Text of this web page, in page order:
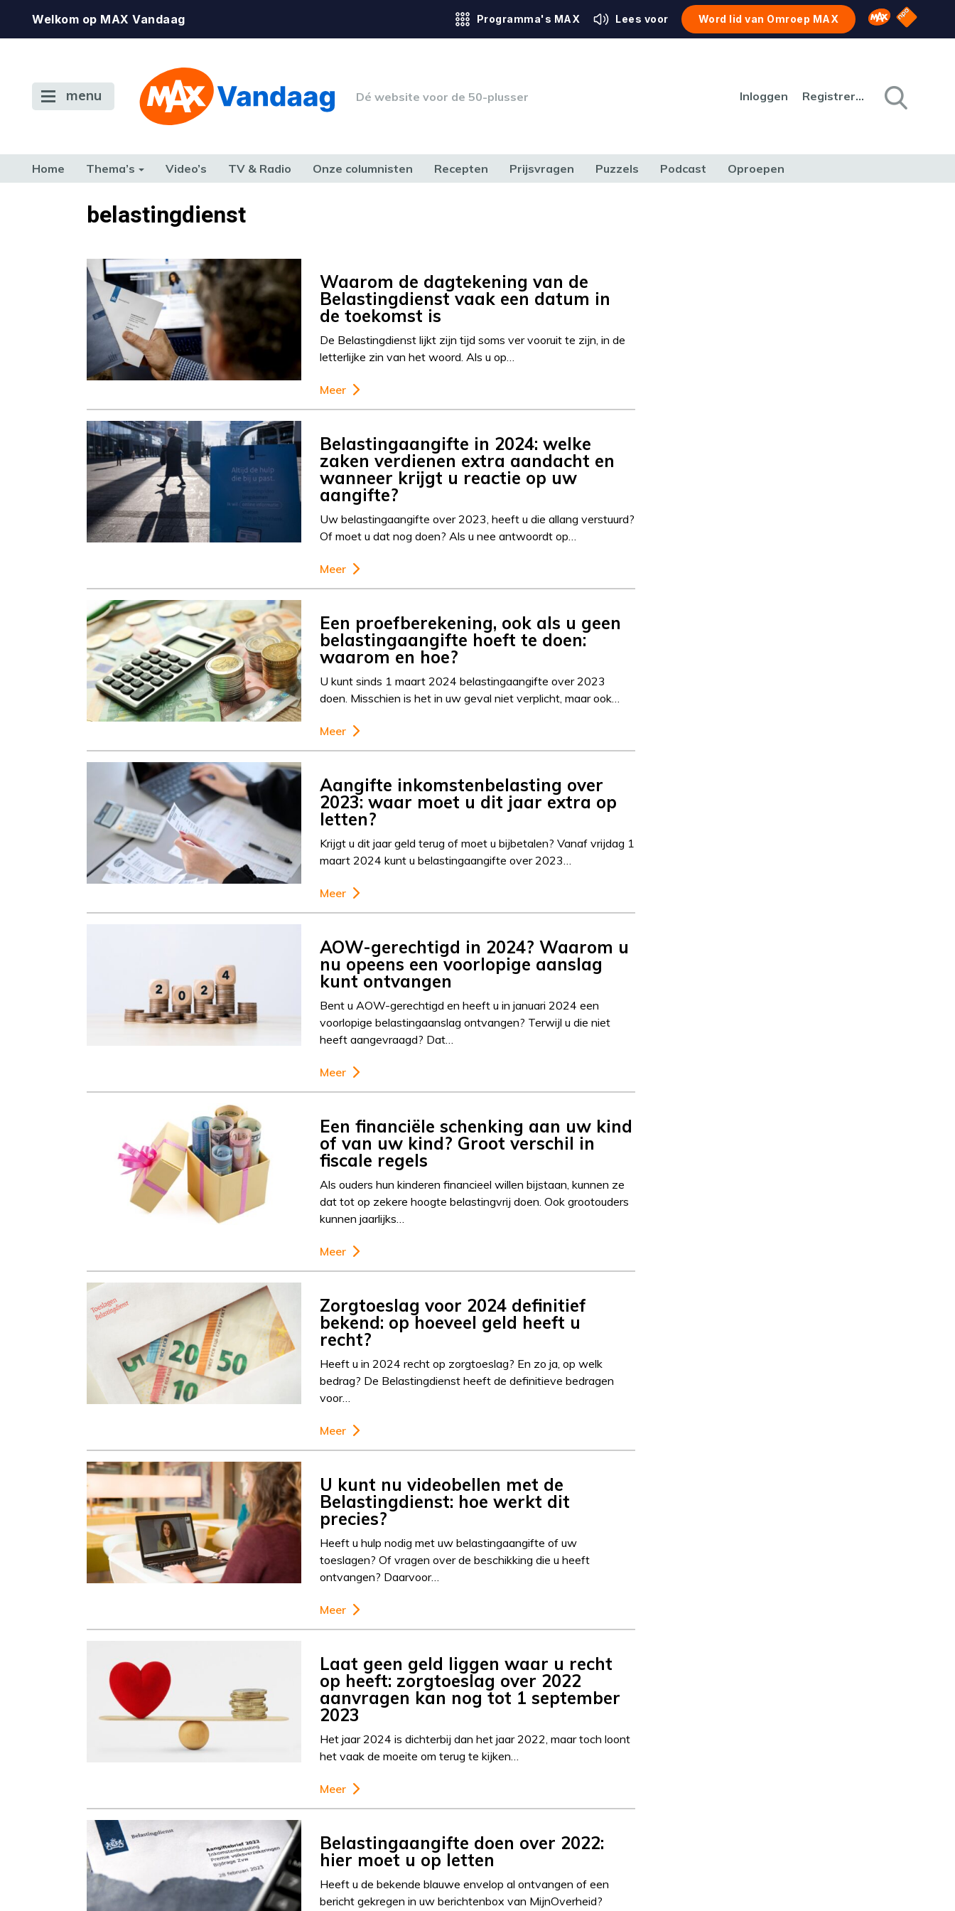
Welkom op MAX Vandaag Programma's MAX Lees voor Word lid van Omroep MAX Omroep MAX
NPO
menu Dé website voor de 50-plusser Inloggen Registreren
Home Thema’s Video’s TV & Radio Onze columnisten Recepten Prijsvragen Puzzels Podcast Oproepen
TERUG NAAR TOENbelastingdienst
Waarom de dagtekening van de
Belastingdienst vaak een datum in
de toekomst is
De Belastingdienst lijkt zijn tijd soms ver vooruit te zijn, in de
letterlijke zin van het woord. Als u op…
Meer
Belastingaangifte in 2024: welke
zaken verdienen extra aandacht en
wanneer krijgt u reactie op uw
aangifte?
Uw belastingaangifte over 2023, heeft u die allang verstuurd?
Of moet u dat nog doen? Als u nee antwoordt op…
Meer
Een proefberekening, ook als u geen
belastingaangifte hoeft te doen:
waarom en hoe?
U kunt sinds 1 maart 2024 belastingaangifte over 2023
doen. Misschien is het in uw geval niet verplicht, maar ook…
Meer
Aangifte inkomstenbelasting over
2023: waar moet u dit jaar extra op
letten?
Krijgt u dit jaar geld terug of moet u bijbetalen? Vanaf vrijdag 1
maart 2024 kunt u belastingaangifte over 2023…
Meer
AOW-gerechtigd in 2024? Waarom u
nu opeens een voorlopige aanslag
kunt ontvangen
Bent u AOW-gerechtigd en heeft u in januari 2024 een
voorlopige belastingaanslag ontvangen? Terwijl u die niet
heeft aangevraagd? Dat…
Meer
Een financiële schenking aan uw kind
of van uw kind? Groot verschil in
fiscale regels
Als ouders hun kinderen financieel willen bijstaan, kunnen ze
dat tot op zekere hoogte belastingvrij doen. Ook grootouders
kunnen jaarlijks…
Meer
Zorgtoeslag voor 2024 definitief
bekend: op hoeveel geld heeft u
recht?
Heeft u in 2024 recht op zorgtoeslag? En zo ja, op welk
bedrag? De Belastingdienst heeft de definitieve bedragen
voor…
Meer
U kunt nu videobellen met de
Belastingdienst: hoe werkt dit
precies?
Heeft u hulp nodig met uw belastingaangifte of uw
toeslagen? Of vragen over de beschikking die u heeft
ontvangen? Daarvoor…
Meer
Laat geen geld liggen waar u recht
op heeft: zorgtoeslag over 2022
aanvragen kan nog tot 1 september
2023
Het jaar 2024 is dichterbij dan het jaar 2022, maar toch loont
het vaak de moeite om terug te kijken…
Meer
Belastingaangifte doen over 2022:
hier moet u op letten
Heeft u de bekende blauwe envelop al ontvangen of een
bericht gekregen in uw berichtenbox van MijnOverheid?